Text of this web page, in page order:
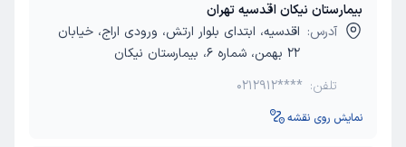
بیمارستان نیکان اقدسیه تهران
آدرس: اقدسیه، ابتدای بلوار ارتش، ورودی اراج، خیابان
22 بهمن، شماره 6، بیمارستان نیکان
تلفن: 0212912****
نمایش روی نقشه